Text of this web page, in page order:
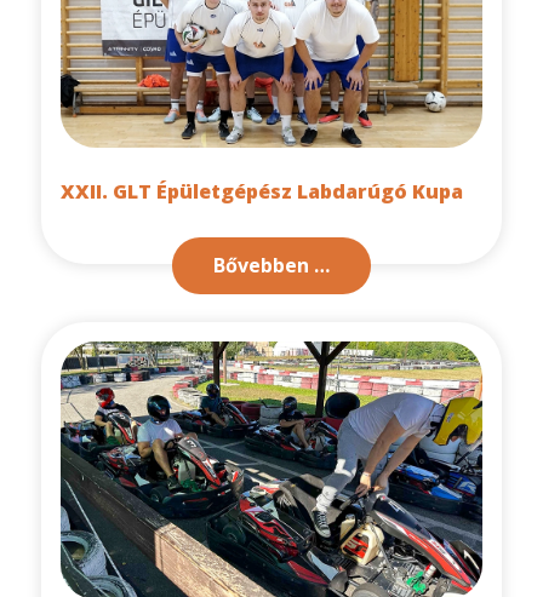
XXII. GLT Épületgépész Labdarúgó Kupa
Bővebben …